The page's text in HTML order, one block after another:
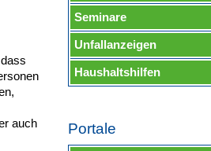
auch
Seminare
Unfallanzeigen
Haushaltshilfen
Portale